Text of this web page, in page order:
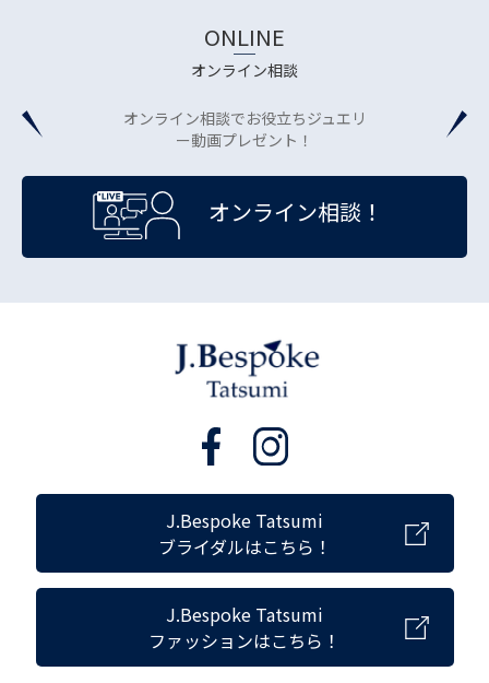
ONLINE
オンライン相談
オンライン相談でお役立ちジュエリ
ー動画プレゼント！
オンライン相談！
J.Bespoke Tatsumi
ブライダルはこちら！
J.Bespoke Tatsumi
ファッションはこちら！